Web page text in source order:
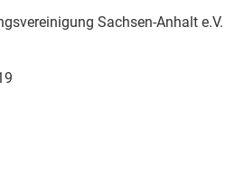
Sachsen-Anhalt e.V.